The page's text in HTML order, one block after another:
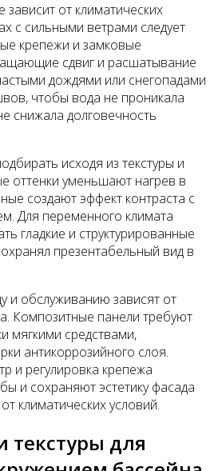
от климатических
с сильными ветрами следует
крепежи и замковые
сдвиг и расшатывание
дождями или снегопадами
чтобы вода не проникала
снижала долговечность
исходя из текстуры и
оттенки уменьшают нагрев в
создают эффект контраста с
Для переменного климата
гладкие и структурированные
презентабельный вид в
и обслуживанию зависят от
Композитные панели требуют
мягкими средствами,
антикоррозийного слоя.
и регулировка крепежа
и сохраняют эстетику фасада
климатических условий.
текстуры для